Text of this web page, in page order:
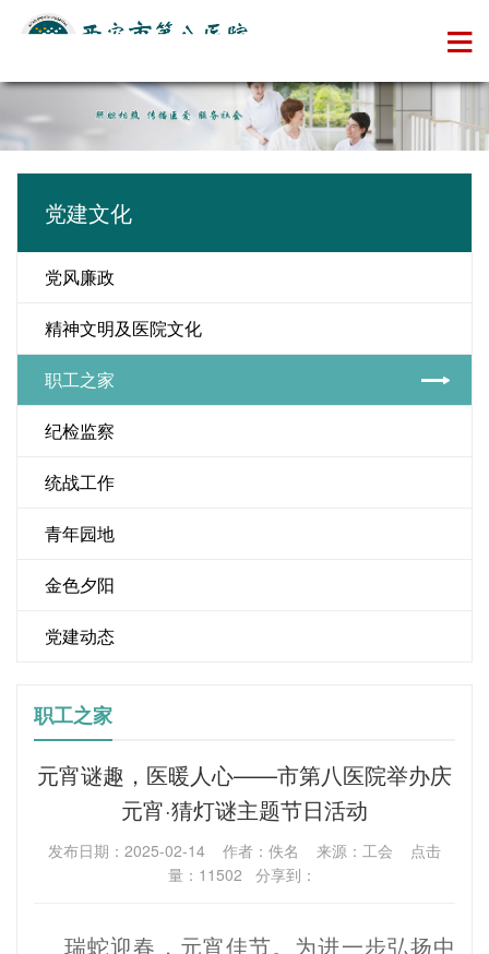
党建文化
党风廉政
精神文明及医院文化
职工之家
纪检监察
统战工作
青年园地
金色夕阳
党建动态
职工之家
元宵谜趣，医暖人心——市第八医院举办庆
元宵·猜灯谜主题节日活动
发布日期：2025-02-14 作者：佚名 来源：工会 点击
量：11502 分享到：
瑞蛇迎春，元宵佳节。为进一步弘扬中